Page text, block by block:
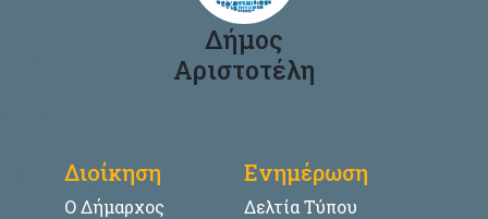
Δήμος
Αριστοτέλη
Διοίκηση
Ο Δήμαρχος
Ενημέρωση
Δελτία Τύπου